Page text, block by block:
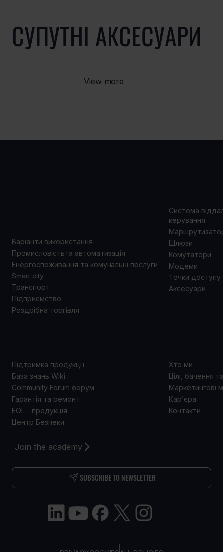
СУПУТНІ АКСЕСУАРИ
View more
Join the academy
SUBSCRIBE TO NEWSLETTER
Варіанти використання
Промисловістьта автоматизація
Енергоспоживання та комунальні послуги
Smart city
Транспорт
Підприємство
Роздрібна торгівля
Система
керування
Шлюзи
Комутатори
Модеми
Точки доступу
Аксесуари
Підтримка продукції
База знань Wiki
Community Forum форум
Гарантія та ремонт
EOL - продукція
Центр Безпеки
Хто ми
Цілі, бачення
Маркетингові
Кар’єра
Контакти